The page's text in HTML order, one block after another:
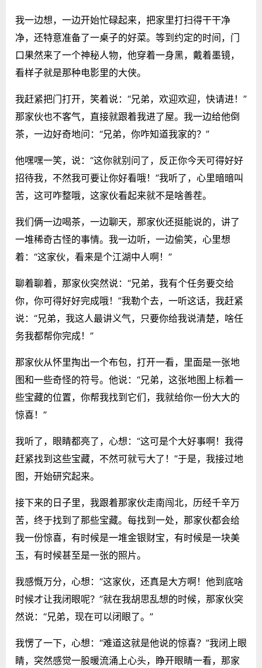
我一边想，一边开始忙碌起来，把家里打扫得干干净
净，还特意准备了一桌子的好菜。等到约定的时间，门
口果然来了一个神秘人物，他穿着一身黑，戴着墨镜，
看样子就是那种电影里的大侠。
我赶紧把门打开，笑着说：“兄弟，欢迎欢迎，快请进！”
那家伙也不客气，直接就跟着我进了屋。我一边给他倒
茶，一边好奇地问：“兄弟，你咋知道我家的？”
他嘿嘿一笑，说：“这你就别问了，反正你今天可得好好
招待我，不然我可要让你好看哦！”我听了，心里暗暗叫
苦，这可咋整哦，这家伙看起来就不是啥善茬。
我们俩一边喝茶，一边聊天，那家伙还挺能说的，讲了
一堆稀奇古怪的事情。我一边听，一边偷笑，心里想
着：“这家伙，看来是个江湖中人啊！”
聊着聊着，那家伙突然说：“兄弟，我有个任务要交给
你，你可得好好完成哦！”我勒个去，一听这话，我赶紧
说：“兄弟，我这人最讲义气，只要你给我说清楚，啥任
务我都帮你完成！”
那家伙从怀里掏出一个布包，打开一看，里面是一张地
图和一些奇怪的符号。他说：“兄弟，这张地图上标着一
些宝藏的位置，你帮我找到它们，我就给你一份大大的
惊喜！”
我听了，眼睛都亮了，心想：“这可是个大好事啊！我得
赶紧找到这些宝藏，不然可就亏大了！”于是，我接过地
图，开始研究起来。
接下来的日子里，我跟着那家伙走南闯北，历经千辛万
苦，终于找到了那些宝藏。每找到一处，那家伙都会给
我一份惊喜，有时候是一堆金银财宝，有时候是一块美
玉，有时候甚至是一张的照片。
我感慨万分，心想：“这家伙，还真是大方啊！他到底啥
时候才让我闭眼呢？”就在我胡思乱想的时候，那家伙突
然说：“兄弟，现在可以闭眼了。”
我愣了一下，心想：“难道这就是他说的惊喜？”我闭上眼
睛，突然感觉一股暖流涌上心头，睁开眼睛一看，那家